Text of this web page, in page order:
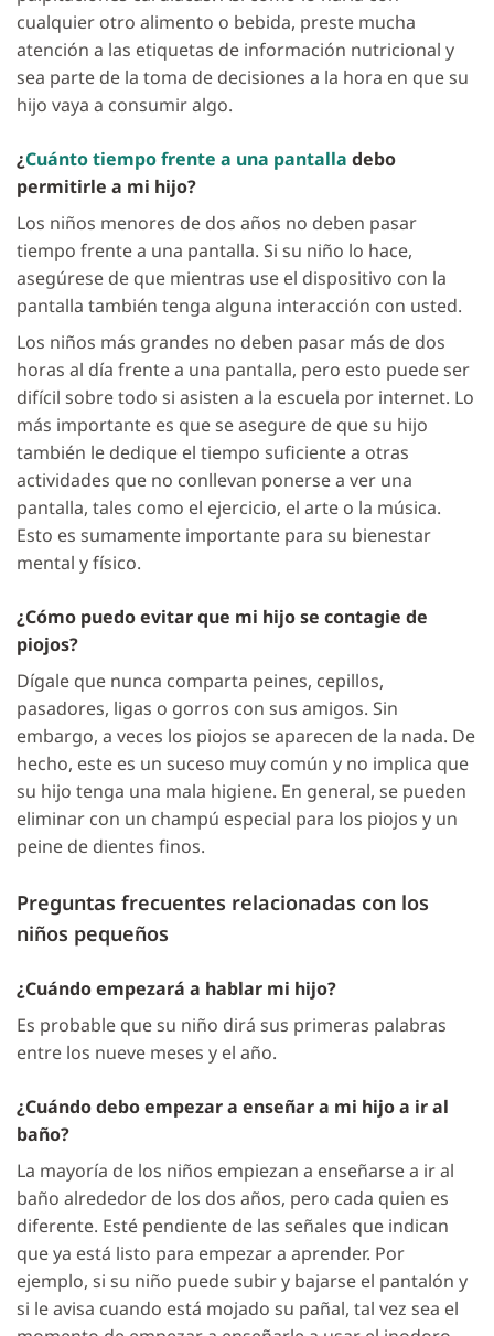
cualquier otro alimento o bebida, preste mucha
atención a las etiquetas de información nutricional y
sea parte de la toma de decisiones a la hora en que su
hijo vaya a consumir algo.
¿Cuánto tiempo frente a una pantalla debo
permitirle a mi hijo?
Los niños menores de dos años no deben pasar
tiempo frente a una pantalla. Si su niño lo hace,
asegúrese de que mientras use el dispositivo con la
pantalla también tenga alguna interacción con usted.
Los niños más grandes no deben pasar más de dos
horas al día frente a una pantalla, pero esto puede ser
difícil sobre todo si asisten a la escuela por internet. Lo
más importante es que se asegure de que su hijo
también le dedique el tiempo suficiente a otras
actividades que no conllevan ponerse a ver una
pantalla, tales como el ejercicio, el arte o la música.
Esto es sumamente importante para su bienestar
mental y físico.
¿Cómo puedo evitar que mi hijo se contagie de
piojos?
Dígale que nunca comparta peines, cepillos,
pasadores, ligas o gorros con sus amigos. Sin
embargo, a veces los piojos se aparecen de la nada. De
hecho, este es un suceso muy común y no implica que
su hijo tenga una mala higiene. En general, se pueden
eliminar con un champú especial para los piojos y un
peine de dientes finos.
Preguntas frecuentes relacionadas con los
niños pequeños
¿Cuándo empezará a hablar mi hijo?
Es probable que su niño dirá sus primeras palabras
entre los nueve meses y el año.
¿Cuándo debo empezar a enseñar a mi hijo a ir al
baño?
La mayoría de los niños empiezan a enseñarse a ir al
baño alrededor de los dos años, pero cada quien es
diferente. Esté pendiente de las señales que indican
que ya está listo para empezar a aprender. Por
ejemplo, si su niño puede subir y bajarse el pantalón y
si le avisa cuando está mojado su pañal, tal vez sea el